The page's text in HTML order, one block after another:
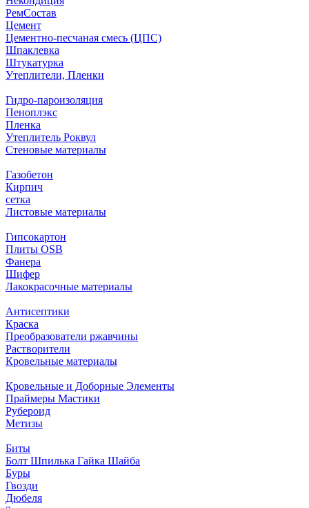
РемСостав
Цемент
Цементно-песчаная смесь (ЦПС)
Шпаклевка
Штукатурка
Утеплители, Пленки
Гидро-пароизоляция
Пеноплэкс
Пленка
Утеплитель Роквул
Стеновые материалы
Газобетон
Кирпич
сетка
Листовые материалы
Гипсокартон
Плиты ОSB
Фанера
Шифер
Лакокрасочные материалы
Антисептики
Краска
Преобразователи ржавчины
Растворители
Кровельные материалы
Кровельные и Доборные Элементы
Праймеры Мастики
Рубероид
Метизы
Биты
Болт Шпилька Гайка Шайба
Буры
Гвозди
Дюбеля